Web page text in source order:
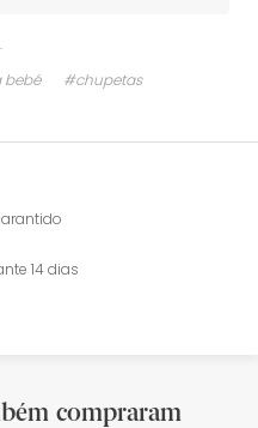
bebé
#chupetas
14 dias
compraram